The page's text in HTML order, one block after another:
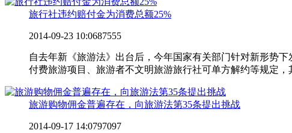
旅行社违约赔付金为消费总额25%
2014-09-23 10:0687555
自去年新《旅游法》出台后，今年国家有关部门针对新形势
付费旅游项目、旅游者不文明旅游旅行社可单方解约等规定
旅游购物佣金普遍存在，向旅游法第35条提出挑战
2014-09-17 14:0797097